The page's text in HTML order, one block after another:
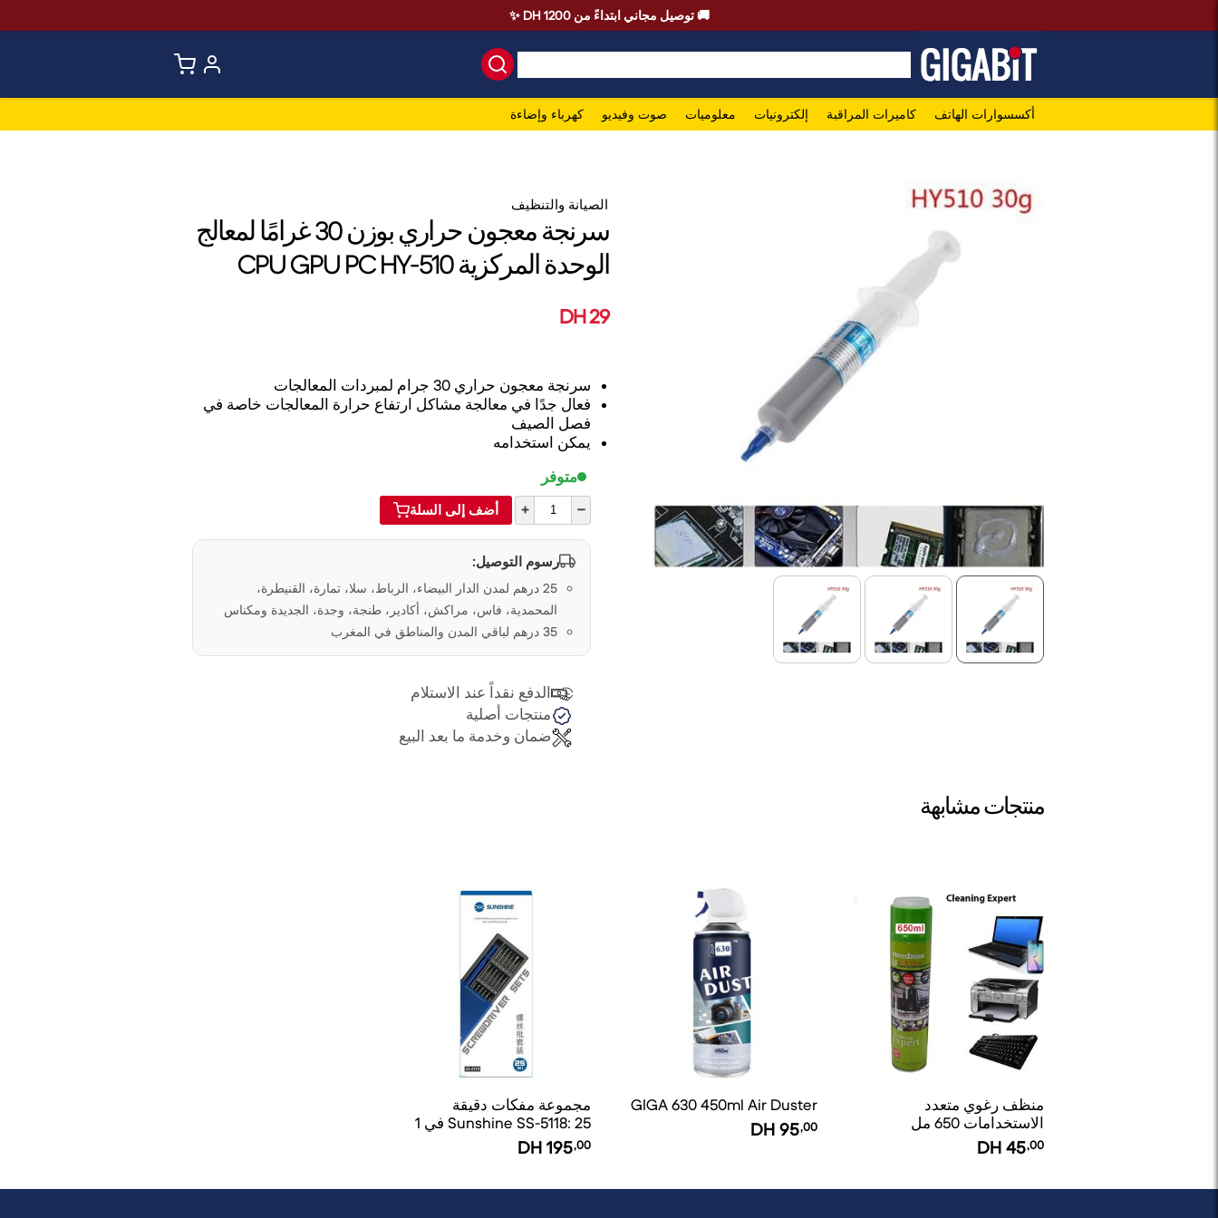
🚚 توصيل مجاني ابتداءً من 1200 DH ✨
أكسسوارات الهاتف كاميرات المراقبة إلكترونيات معلوميات صوت وفيديو كهرباء وإضاءة
الصيانة والتنظيف
سرنجة معجون حراري بوزن 30 غرامًا لمعالج
الوحدة المركزية CPU GPU PC HY-510
29 DH
سرنجة معجون حراري 30 جرام لمبردات المعالجات
فعال جدًا في معالجة مشاكل ارتفاع حرارة المعالجات خاصة في
فصل الصيف
يمكن استخدامه
متوفر
–
+ أضف إلى السلة
رسوم التوصيل:
25 درهم لمدن الدار البيضاء، الرباط، سلا، تمارة، القنيطرة،
المحمدية، فاس، مراكش، أكادير، طنجة، وجدة، الجديدة ومكناس
35 درهم لباقي المدن والمناطق في المغرب
الدفع نقداً عند الاستلام
منتجات أصلية
ضمان وخدمة ما بعد البيع
منتجات مشابهة
منظف رغوي متعدد
الاستخدامات 650 مل
للحواسيب والسيارات
Handboss
45,00
GIGA 630 450ml Air Duster
95,00
مجموعة مفكات دقيقة
Sunshine SS-5118: 25 في 1
195,00